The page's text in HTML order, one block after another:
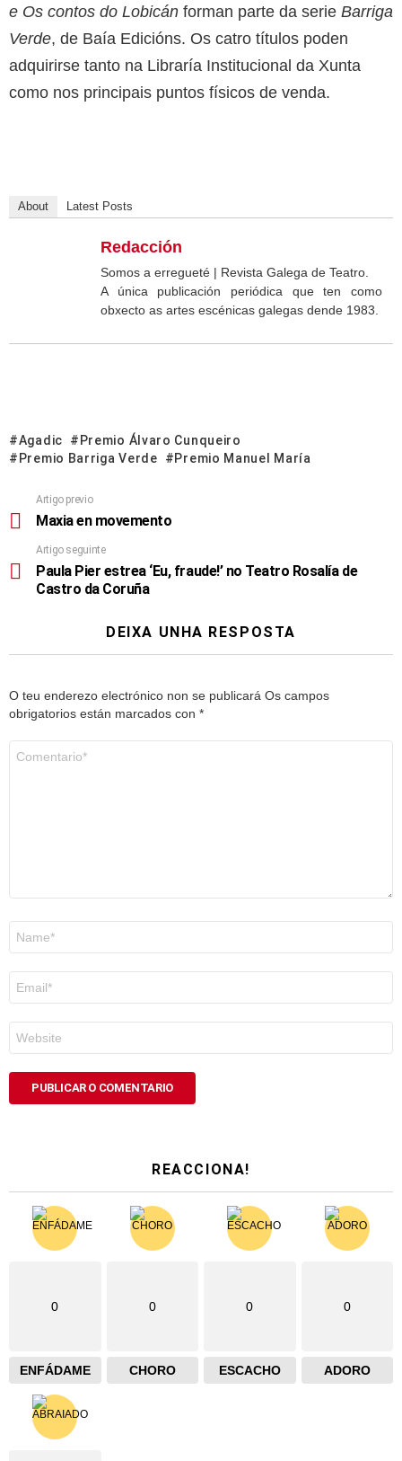
e Os contos do Lobicán forman parte da serie Barriga
Verde, de Baía Edicións. Os catro títulos poden
adquirirse tanto na Libraría Institucional da Xunta
como nos principais puntos físicos de venda.
About Latest Posts
Redacción
Somos a erregueté | Revista Galega de Teatro.
A única publicación periódica que ten como
obxecto as artes escénicas galegas dende 1983.
Agadic
Premio Álvaro Cunqueiro
Premio Barriga Verde
Premio Manuel María
Artigo previo
Maxia en movemento
Artigo seguinte
Paula Pier estrea ‘Eu, fraude!’ no Teatro Rosalía de
Castro da Coruña
DEIXA UNHA RESPOSTA
O teu enderezo electrónico non se publicará Os campos
obrigatorios están marcados con *
electrónico
*
REACCIONA!
0
ENFÁDAME
0
CHORO
0
ESCACHO
0
ADORO